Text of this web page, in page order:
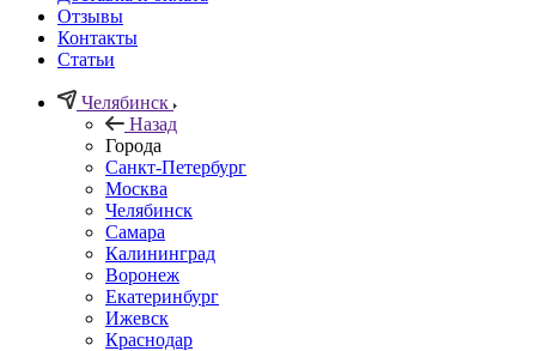
Отзывы
Контакты
Статьи
Челябинск
Назад
Города
Санкт-Петербург
Москва
Челябинск
Самара
Калининград
Воронеж
Екатеринбург
Ижевск
Краснодар